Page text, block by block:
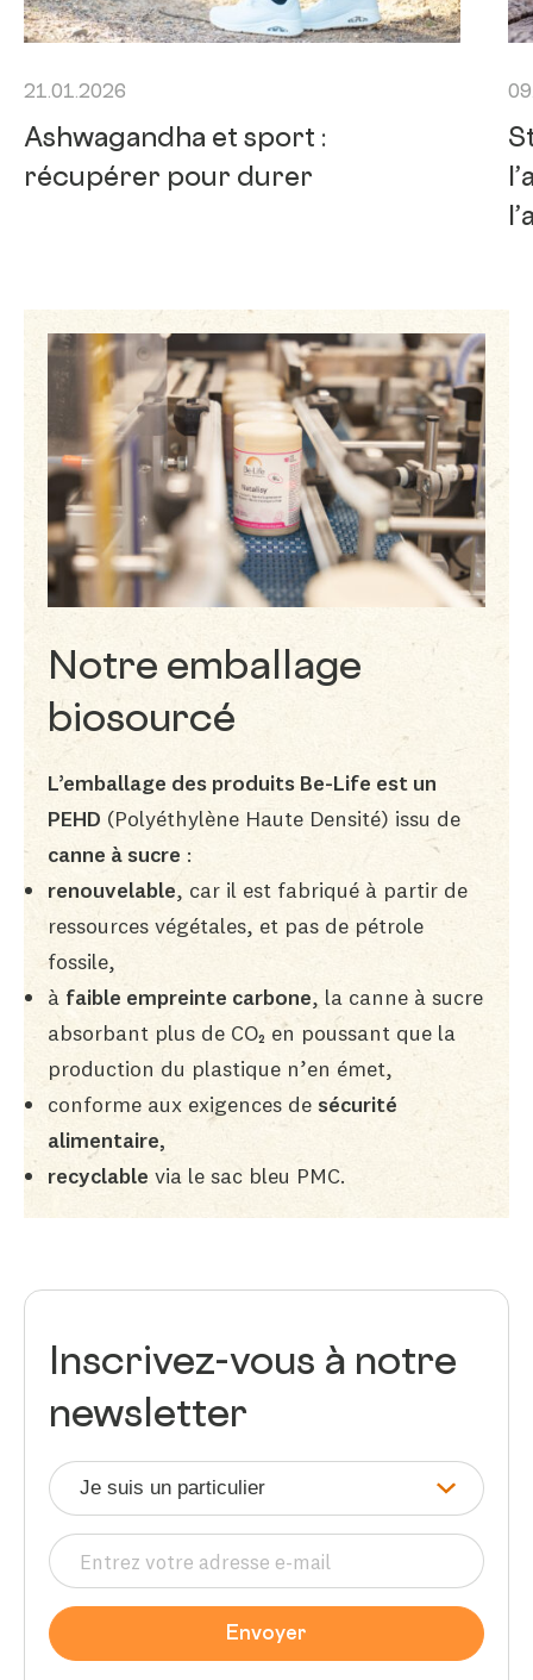
21.01.2026
Ashwagandha et sport :
récupérer pour durer
Notre emballage
biosourcé
L’emballage des produits Be-Life est un
PEHD (Polyéthylène Haute Densité) issu de
canne à sucre :
renouvelable, car il est fabriqué à partir de
ressources végétales, et pas de pétrole
fossile,
à faible empreinte carbone, la canne à sucre
absorbant plus de CO₂ en poussant que la
production du plastique n’en émet,
conforme aux exigences de sécurité
alimentaire,
recyclable via le sac bleu PMC.
Inscrivez-vous à notre
newsletter
Je suis un particulier
E-mail
Envoyer